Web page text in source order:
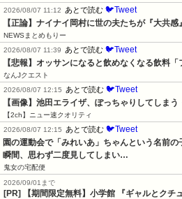
2026/08/07 11:12
あとで読む 🐦Tweet
【正論】ナイナイ岡村に世の夫たちが『大共
NEWSまとめもりー
2026/08/07 11:39
あとで読む 🐦Tweet
【悲報】オッサンになると飲めなくなる飲料
なんJクエスト
2026/08/07 12:15
あとで読む 🐦Tweet
【画像】池田エライザ、ぽっちゃりしてしまう
【2ch】ニュー速クオリティ
2026/08/07 12:15
あとで読む 🐦Tweet
園の運動会で「みれいあ」ちゃんという名前
瞬間、思わず二度見してしまい…
鬼女の宅配便
2026/09/01まで
[PR] 【期間限定無料】小学館 『ギャルとクチ